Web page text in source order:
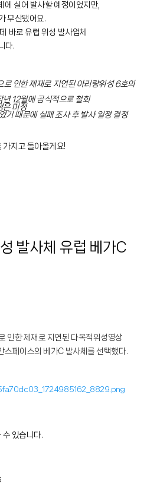
실어 발사할 예정이었지만,
무산됐어요.
바로 유럽 위성 발사업체
다.
로 인한 제재로 지연된 아리랑위성 6호의
12월에 공식적으로 철회
은 미정
기 때문에 실패 조사 후 발사 일정 결정
가지고 돌아올게요!
발사체 유럽 베가C
인한 제재로 지연된 다목적위성영상
스페이스의 베가C 발사체를 선택했다.
수 있습니다.